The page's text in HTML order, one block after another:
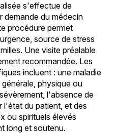
s'effectue de
demande du médecin
procédure permet
source de stress
Une visite préalable
recommandée. Les
incluent : une maladie
physique ou
l'absence de
l'état du patient, et des
ou spirituels élevés
long et soutenu.